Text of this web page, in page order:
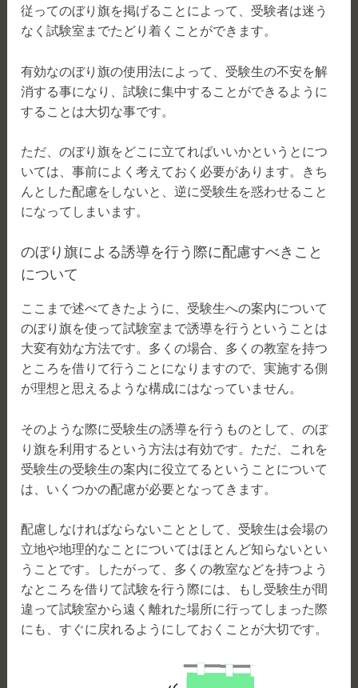
従ってのぼり旗を掲げることによって、受験者は迷う
なく試験室までたどり着くことができます。
有効なのぼり旗の使用法によって、受験生の不安を解
消する事になり、試験に集中することができるように
することは大切な事です。
ただ、のぼり旗をどこに立てればいいかというとにつ
いては、事前によく考えておく必要があります。きち
んとした配慮をしないと、逆に受験生を惑わせること
になってしまいます。
のぼり旗による誘導を行う際に配慮すべきこと
について
ここまで述べてきたように、受験生への案内について
のぼり旗を使って試験室まで誘導を行うということは
大変有効な方法です。多くの場合、多くの教室を持つ
ところを借りて行うことになりますので、実施する側
が理想と思えるような構成にはなっていません。
そのような際に受験生の誘導を行うものとして、のぼ
り旗を利用するという方法は有効です。ただ、これを
受験生の受験生の案内に役立てるということについて
は、いくつかの配慮が必要となってきます。
配慮しなければならないこととして、受験生は会場の
立地や地理的なことについてはほとんど知らないとい
うことです。したがって、多くの教室などを持つよう
なところを借りて試験を行う際には、もし受験生が間
違って試験室から遠く離れた場所に行ってしまった際
にも、すぐに戻れるようにしておくことが大切です。